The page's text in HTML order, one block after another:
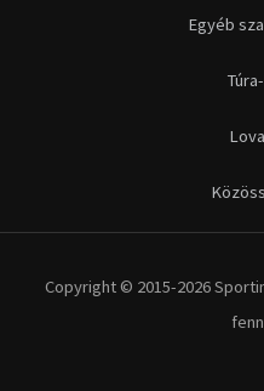
Egyéb
Copyright © 2015-2026